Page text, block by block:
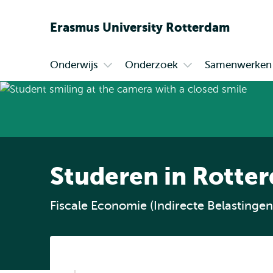
Erasmus University Rotterdam
Primair
Onderwijs
submenu
Onderzoek
submenu
Samenwerken
Studeren in
Fiscale Economie (Indirecte